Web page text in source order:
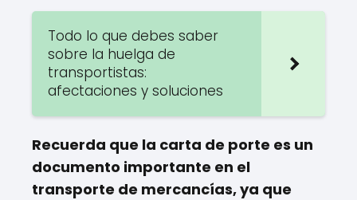
Todo lo que debes saber
sobre la huelga de
transportistas:
afectaciones y soluciones
Recuerda que la carta de porte es un
documento importante en el
transporte de mercancías, ya que